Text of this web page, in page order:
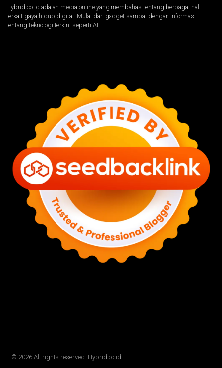
Hybrid.co.id adalah media online yang membahas tentang berbagai hal
terkait gaya hidup digital. Mulai dari gadget sampai dengan informasi
tentang teknologi terkini seperti AI.
© 2026 All rights reserved. Hybrid.co.id